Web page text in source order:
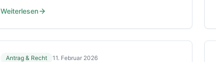
Weiterlesen
Antrag & Recht 11. Februar 2026